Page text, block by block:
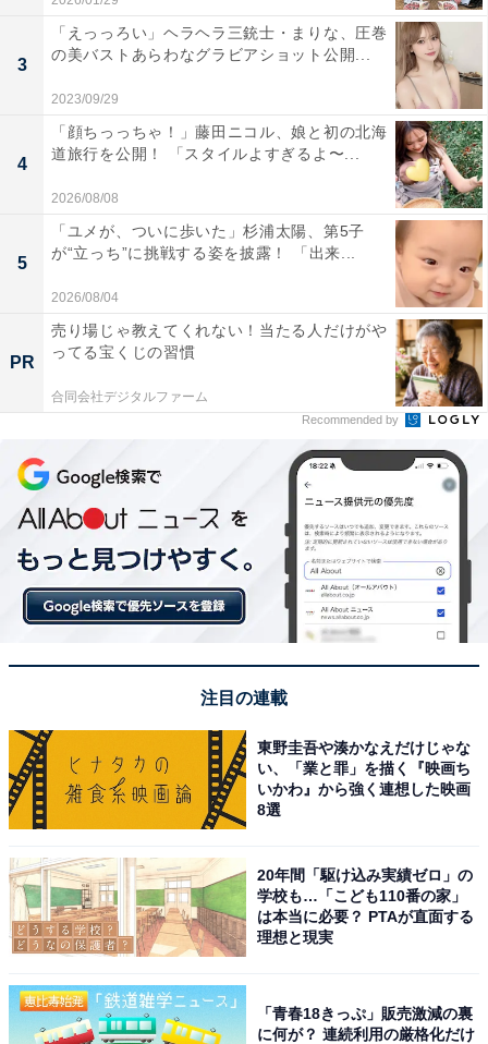
3
「えっっろい」ヘラヘラ三銃士・まりな、圧巻
の美バストあらわなグラビアショット公開...
2023/09/29
4
「顔ちっっちゃ！」藤田ニコル、娘と初の北海
道旅行を公開！ 「スタイルよすぎるよ〜...
2026/08/08
5
「ユメが、ついに歩いた」杉浦太陽、第5子
が“立っち”に挑戦する姿を披露！ 「出来...
2026/08/04
PR
売り場じゃ教えてくれない！当たる人だけがや
ってる宝くじの習慣
合同会社デジタルファーム
Recommended by
注目の連載
東野圭吾や湊かなえだけじゃな
い、「業と罪」を描く『映画ち
いかわ』から強く連想した映画
8選
20年間「駆け込み実績ゼロ」の
学校も…「こども110番の家」
は本当に必要？ PTAが直面する
理想と現実
「青春18きっぷ」販売激減の裏
に何が？ 連続利用の厳格化だけ